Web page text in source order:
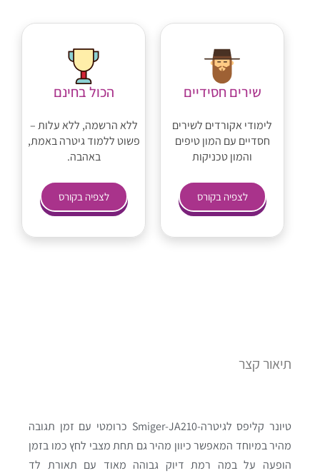
שירים חסידיים
לימודי אקורדים לשירים
חסדיים עם המון טיפים
והמון טכניקות
לצפיה בקורס
הכול בחינם
ללא הרשמה, ללא עלות –
פשוט ללמוד גיטרה באמת,
באהבה.
לצפיה בקורס
תיאור קצר
טיונר קליפס לגיטרה-Smiger-JA210 כרומטי עם זמן תגובה
מהיר במיוחד המאפשר כיוון מהיר גם תחת מצבי לחץ כמו בזמן
הופעה על במה רמת דיוק גבוהה מאוד עם תאורת לד